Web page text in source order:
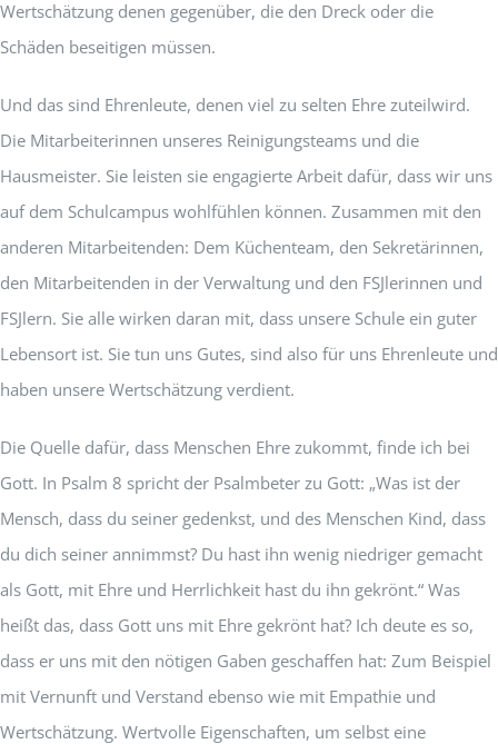
Wertschätzung denen gegenüber, die den Dreck oder die
Schäden beseitigen müssen.
Und das sind Ehrenleute, denen viel zu selten Ehre zuteilwird.
Die Mitarbeiterinnen unseres Reinigungsteams und die
Hausmeister. Sie leisten sie engagierte Arbeit dafür, dass wir uns
auf dem Schulcampus wohlfühlen können. Zusammen mit den
anderen Mitarbeitenden: Dem Küchenteam, den Sekretärinnen,
den Mitarbeitenden in der Verwaltung und den FSJlerinnen und
FSJlern. Sie alle wirken daran mit, dass unsere Schule ein guter
Lebensort ist. Sie tun uns Gutes, sind also für uns Ehrenleute und
haben unsere Wertschätzung verdient.
Die Quelle dafür, dass Menschen Ehre zukommt, finde ich bei
Gott. In Psalm 8 spricht der Psalmbeter zu Gott: „Was ist der
Mensch, dass du seiner gedenkst, und des Menschen Kind, dass
du dich seiner annimmst? Du hast ihn wenig niedriger gemacht
als Gott, mit Ehre und Herrlichkeit hast du ihn gekrönt.“ Was
heißt das, dass Gott uns mit Ehre gekrönt hat? Ich deute es so,
dass er uns mit den nötigen Gaben geschaffen hat: Zum Beispiel
mit Vernunft und Verstand ebenso wie mit Empathie und
Wertschätzung. Wertvolle Eigenschaften, um selbst eine